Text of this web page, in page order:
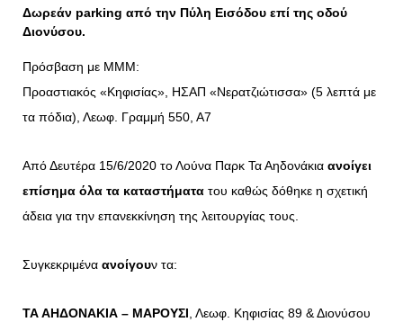
Δωρεάν parking από την Πύλη Εισόδου επί της οδού
Διονύσου.
Πρόσβαση με ΜΜΜ:
Προαστιακός «Κηφισίας», ΗΣΑΠ «Νερατζιώτισσα» (5 λεπτά με
τα πόδια), Λεωφ. Γραμμή 550, Α7
Από Δευτέρα 15/6/2020 το Λούνα Παρκ Τα Αηδονάκια ανοίγει
επίσημα όλα τα καταστήματα του καθώς δόθηκε η σχετική
άδεια για την επανεκκίνηση της λειτουργίας τους.
Συγκεκριμένα ανοίγουν τα:
ΤΑ ΑΗΔΟΝΑΚΙΑ – ΜΑΡΟΥΣΙ, Λεωφ. Κηφισίας 89 & Διονύσου